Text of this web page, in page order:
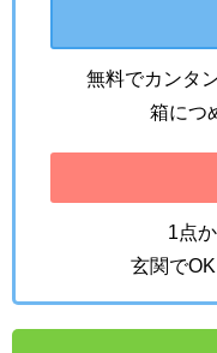
無料でカンタ
箱につ
1点
玄関で